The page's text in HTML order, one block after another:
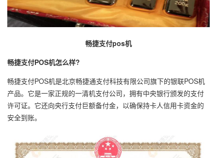
畅捷支付pos机
畅捷支付POS机怎么样?
畅捷支付POS机是北京畅捷通支付科技有限公司旗下的银联POS机
产品。它是一家正规的一清机支付公司，拥有中央银行颁发的支付
许可证。它还向央行支付巨额备付金，以确保持卡人信用卡资金的
安全到账。